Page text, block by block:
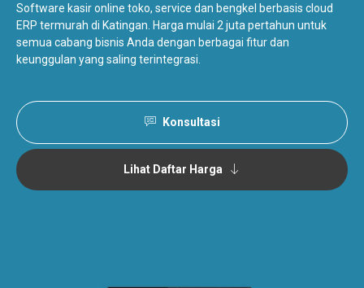
Software kasir online toko, service dan bengkel berbasis cloud
ERP termurah di Katingan. Harga mulai 2 juta pertahun untuk
semua cabang bisnis Anda dengan berbagai fitur dan
keunggulan yang saling terintegrasi.
Konsultasi
Lihat Daftar Harga